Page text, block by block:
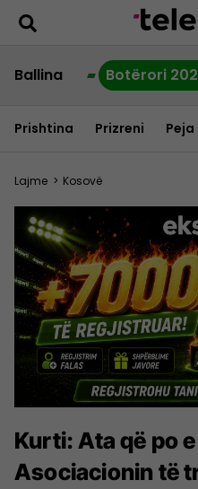
Ballina Botërori
Prishtina Prizreni Peja
Lajme > Kosovë
Kurti: Ata që po
Asociacionin të